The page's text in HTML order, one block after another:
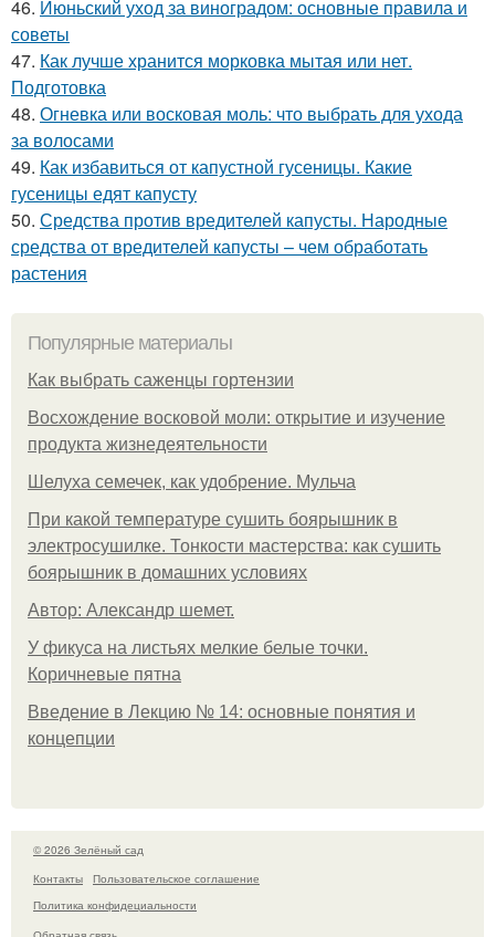
46. Июньский уход за виноградом: основные правила и
советы
47. Как лучше хранится морковка мытая или нет.
Подготовка
48. Огневка или восковая моль: что выбрать для ухода
за волосами
49. Как избавиться от капустной гусеницы. Какие
гусеницы едят капусту
50. Средства против вредителей капусты. Народные
средства от вредителей капусты – чем обработать
растения
Популярные материалы
Как выбрать саженцы гортензии
Восхождение восковой моли: открытие и изучение
продукта жизнедеятельности
Шелуха семечек, как удобрение. Мульча
При какой температуре сушить боярышник в
электросушилке. Тонкости мастерства: как сушить
боярышник в домашних условиях
Автор: Александр шемет.
У фикуса на листьях мелкие белые точки.
Коричневые пятна
Введение в Лекцию № 14: основные понятия и
концепции
© 2026 Зелёный сад
Контакты
Пользовательское соглашение
Политика конфидециальности